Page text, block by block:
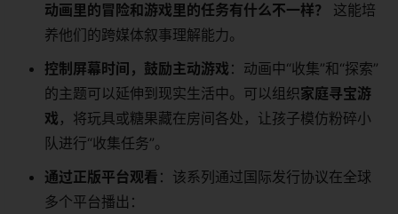
动画里的冒险和游戏里的任务有什么不一样？
​ 这能培
养他们的跨媒体叙事理解能力。
控制屏幕时间，鼓励主动游戏 ：动画中“收集”和“探索”
的主题可以延伸到现实生活中。可以组织家庭寻宝游
戏 ，将玩具或糖果藏在房间各处，让孩子模仿粉碎小
队进行“收集任务”。
通过正版平台观看 ：该系列通过国际发行协议在全球
多个平台播出：